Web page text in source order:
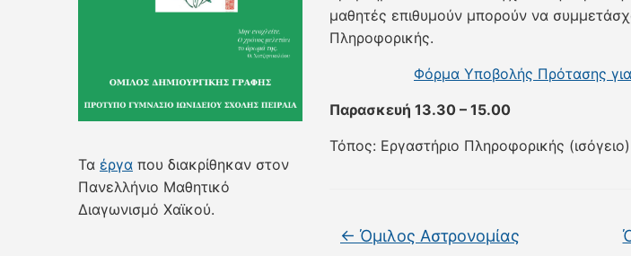
Τα έργα που διακρίθηκαν στον
Πανελλήνιο Μαθητικό
Διαγωνισμό Χαϊκού.
μαθητές επιθυμούν μπορούν να
Πληροφορικής.
Φόρμα Υποβολής Πρότασης για
Παρασκευή 13.30 – 15.00
Τόπος: Εργαστήριο Πληροφορικής (ισόγειο)
← Όμιλος Αστρονομίας